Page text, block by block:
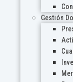
Gestión